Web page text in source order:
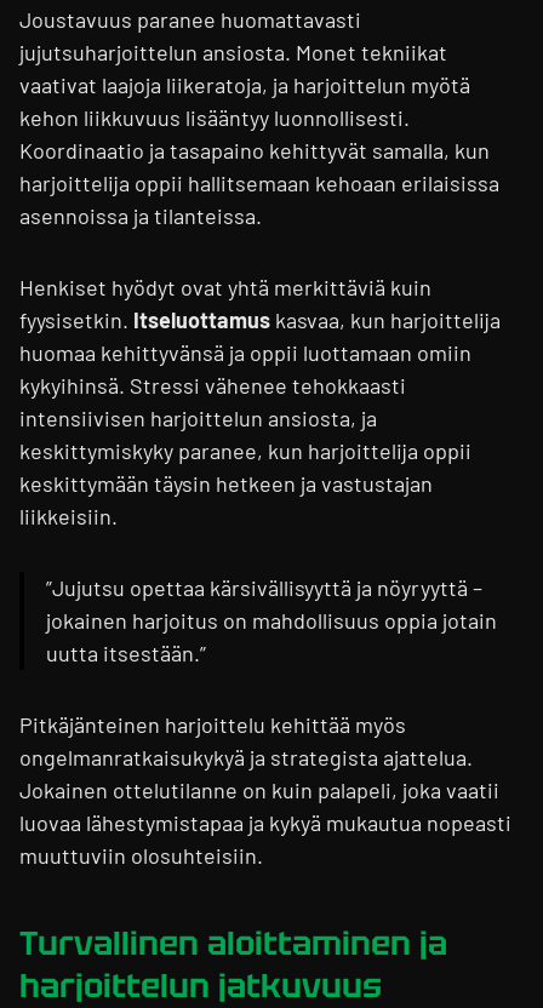
Joustavuus paranee huomattavasti
jujutsuharjoittelun ansiosta. Monet tekniikat
vaativat laajoja liikeratoja, ja harjoittelun myötä
kehon liikkuvuus lisääntyy luonnollisesti.
Koordinaatio ja tasapaino kehittyvät samalla, kun
harjoittelija oppii hallitsemaan kehoaan erilaisissa
asennoissa ja tilanteissa.
Henkiset hyödyt ovat yhtä merkittäviä kuin
fyysisetkin. Itseluottamus kasvaa, kun harjoittelija
huomaa kehittyvänsä ja oppii luottamaan omiin
kykyihinsä. Stressi vähenee tehokkaasti
intensiivisen harjoittelun ansiosta, ja
keskittymiskyky paranee, kun harjoittelija oppii
keskittymään täysin hetkeen ja vastustajan
liikkeisiin.
”Jujutsu opettaa kärsivällisyyttä ja nöyryyttä –
jokainen harjoitus on mahdollisuus oppia jotain
uutta itsestään.”
Pitkäjänteinen harjoittelu kehittää myös
ongelmanratkaisukykyä ja strategista ajattelua.
Jokainen ottelutilanne on kuin palapeli, joka vaatii
luovaa lähestymistapaa ja kykyä mukautua nopeasti
muuttuviin olosuhteisiin.
Turvallinen aloittaminen ja
harjoittelun jatkuvuus